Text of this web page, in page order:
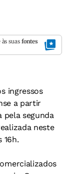
suas fontes
ingressos
a partir
pela segunda
neste
16h.